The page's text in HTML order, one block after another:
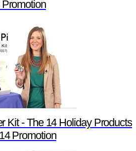
Kit - The 14 Holiday Products
Promotion